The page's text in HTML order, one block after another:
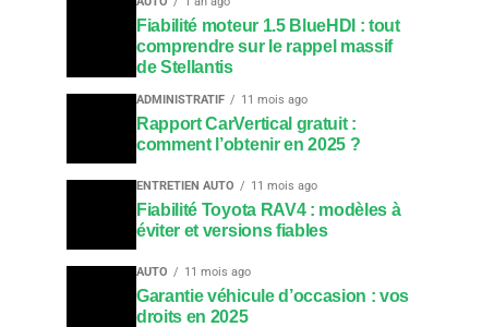
Fiabilité moteur 1.5 BlueHDI : tout
comprendre sur le rappel massif
de Stellantis
ADMINISTRATIF 11 mois ago
Rapport CarVertical gratuit :
comment l’obtenir en 2025 ?
ENTRETIEN AUTO 11 mois ago
Fiabilité Toyota RAV4 : modèles à
éviter et versions fiables
AUTO 11 mois ago
Garantie véhicule d’occasion : vos
droits en 2025